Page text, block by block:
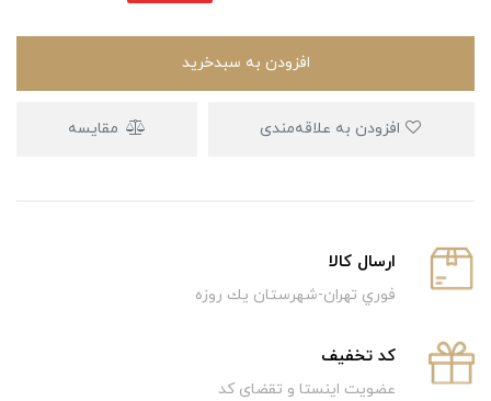
افزودن به سبدخرید
مقایسه
ارسال كالا
فوري تهران-شهرستان يك روزه
كد تخفيف
عضویت اینستا و تقضای کد